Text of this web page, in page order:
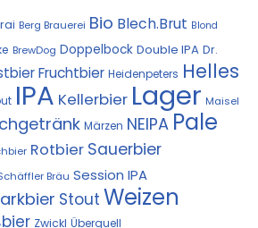
Berg Brauerei Bio Blech.Brut Blond
BrewDog Doppelbock Double IPA Dr.
Fruchtbier Heidenpeters Helles
IPA Kellerbier Lager Maisel
Märzen NEIPA Pale
Rotbier Sauerbier
Bräu Session IPA
Stout Weizen
Zwickl Überquell